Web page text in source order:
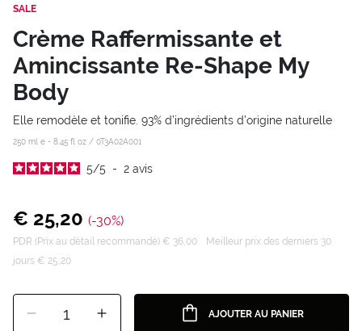
SALE
Crème Raffermissante et
Amincissante Re-Shape My
Body
Elle remodèle et tonifie. 93% d’ingrédients d’origine naturelle
250 ml e - 8.45 fl oz / 0T3A02A001
5/5 - 2 avis
€ 25,20 (-30%)
PDR (Prix au détail recommandé) € 36,00
Meilleur prix des derniers 30
jours € 25,20
1 AJOUTER AU PANIER